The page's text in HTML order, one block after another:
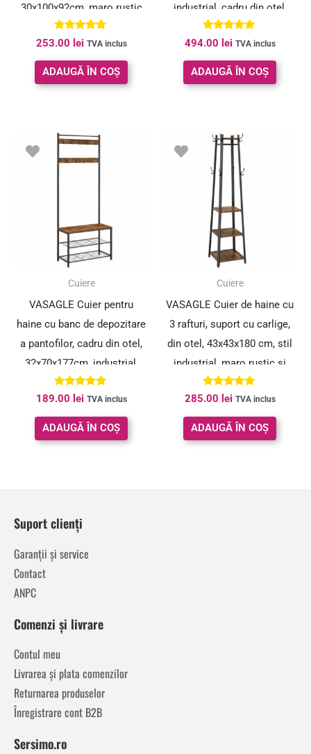
30x100x92cm, maro rustic
si negru
Evaluat la
5.00
din 5
253.00 lei TVA inclus
ADAUGĂ ÎN COȘ
industrial, cadru din otel,
100x42x182 cm
Evaluat la
5.00
din 5
494.00 lei TVA inclus
ADAUGĂ ÎN COȘ
Cuiere
VASAGLE Cuier pentru
haine cu banc de depozitare
a pantofilor, cadru din otel,
32x70x177cm, industrial,
maro rustic si negru
Evaluat la
4.89
din 5
189.00 lei TVA inclus
ADAUGĂ ÎN COȘ
Cuiere
VASAGLE Cuier de haine cu
3 rafturi, suport cu carlige,
din otel, 43x43x180 cm, stil
industrial, maro rustic si
negru
Evaluat la
5.00
din 5
285.00 lei TVA inclus
ADAUGĂ ÎN COȘ
Suport clienți
Garanții și service
Contact
ANPC
Comenzi și livrare
Contul meu
Livrarea și plata comenzilor
Returnarea produselor
Înregistrare cont B2B
Sersimo.ro